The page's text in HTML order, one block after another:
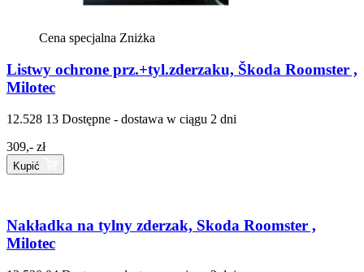
Cena specjalna Zniżka
Listwy ochrone prz.+tyl.zderzaku, Škoda Roomster ,
Milotec
12.528 13 Dostępne - dostawa w ciągu 2 dni
309,- zł
Kupić
Nakładka na tylny zderzak, Skoda Roomster ,
Milotec